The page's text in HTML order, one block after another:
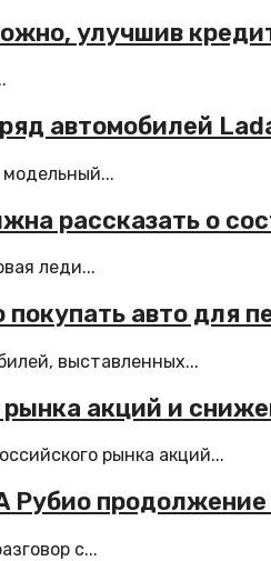
улучшив
автомобилей
рассказать о
леди...
покупать авто для
выставленных...
акций и
рынка акций...
продолжение
с...